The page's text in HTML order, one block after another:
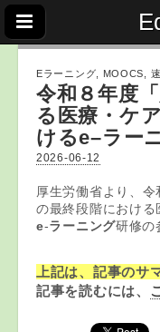
Eラーニング MOOCS
令和８年度
る医療・ケ
けるe–ラー
2026-06-12
厚生労働省より、
の最終段階における
e-ラーニング研修の
上記は、記事のサ
記事を読むには、